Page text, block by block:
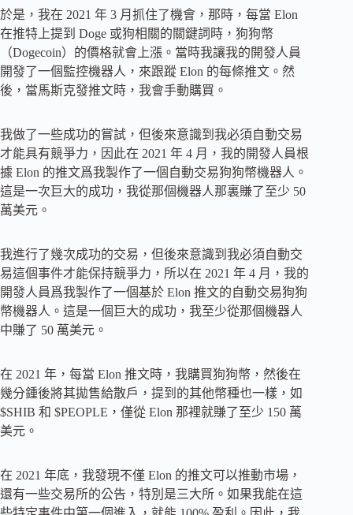
於是，我在 2021 年 3 月抓住了機會，那時，每當 Elon
在推特上提到 Doge 或狗相關的關鍵詞時，狗狗幣
（Dogecoin）的價格就會上漲。當時我讓我的開發人員
開發了一個監控機器人，來跟蹤 Elon 的每條推文。然
後，當馬斯克發推文時，我會手動購買。
我做了一些成功的嘗試，但後來意識到我必須自動交易
才能具有競爭力，因此在 2021 年 4 月，我的開發人員根
據 Elon 的推文爲我製作了一個自動交易狗狗幣機器人。
這是一次巨大的成功，我從那個機器人那裏賺了至少 50
萬美元。
我進行了幾次成功的交易，但後來意識到我必須自動交
易這個事件才能保持競爭力，所以在 2021 年 4 月，我的
開發人員爲我製作了一個基於 Elon 推文的自動交易狗狗
幣機器人。這是一個巨大的成功，我至少從那個機器人
中賺了 50 萬美元。
在 2021 年，每當 Elon 推文時，我購買狗狗幣，然後在
幾分鍾後將其拋售給散戶，提到的其他幣種也一樣，如
$SHIB 和 $PEOPLE，僅從 Elon 那裡就賺了至少 150 萬
美元。
在 2021 年底，我發現不僅 Elon 的推文可以推動市場，
還有一些交易所的公告，特別是三大所。如果我能在這